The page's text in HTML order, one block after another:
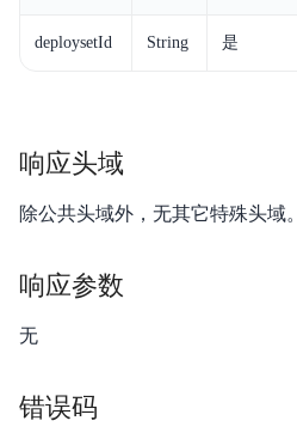
Go-SDK
视频专区
服务等级协议SLA
deploysetId String 是
响应头域
除公共头域外，无其它特殊头域。
响应参数
无
错误码